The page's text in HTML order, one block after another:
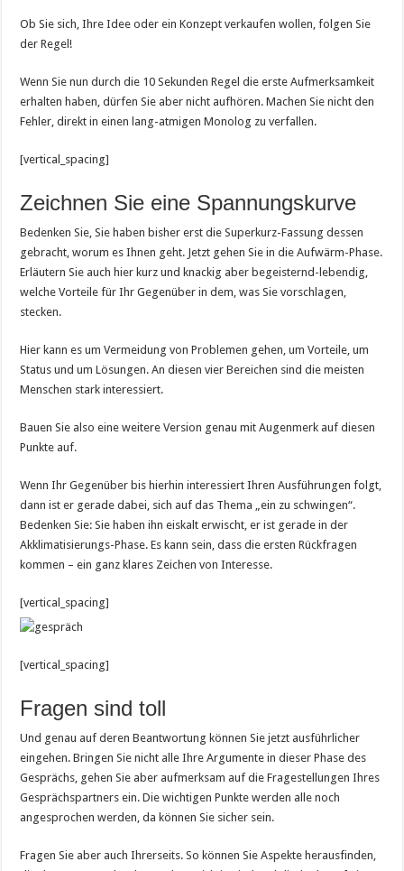
Ob Sie sich, Ihre Idee oder ein Konzept verkaufen wollen, folgen Sie
der Regel!
Wenn Sie nun durch die 10 Sekunden Regel die erste Aufmerksamkeit
erhalten haben, dürfen Sie aber nicht aufhören. Machen Sie nicht den
Fehler, direkt in einen lang-atmigen Monolog zu verfallen.
[vertical_spacing]
Zeichnen Sie eine Spannungskurve
Bedenken Sie, Sie haben bisher erst die Superkurz-Fassung dessen
gebracht, worum es Ihnen geht. Jetzt gehen Sie in die Aufwärm-Phase.
Erläutern Sie auch hier kurz und knackig aber begeisternd-lebendig,
welche Vorteile für Ihr Gegenüber in dem, was Sie vorschlagen,
stecken.
Hier kann es um Vermeidung von Problemen gehen, um Vorteile, um
Status und um Lösungen. An diesen vier Bereichen sind die meisten
Menschen stark interessiert.
Bauen Sie also eine weitere Version genau mit Augenmerk auf diesen
Punkte auf.
Wenn Ihr Gegenüber bis hierhin interessiert Ihren Ausführungen folgt,
dann ist er gerade dabei, sich auf das Thema „ein zu schwingen“.
Bedenken Sie: Sie haben ihn eiskalt erwischt, er ist gerade in der
Akklimatisierungs-Phase. Es kann sein, dass die ersten Rückfragen
kommen – ein ganz klares Zeichen von Interesse.
[vertical_spacing]
[vertical_spacing]
Fragen sind toll
Und genau auf deren Beantwortung können Sie jetzt ausführlicher
eingehen. Bringen Sie nicht alle Ihre Argumente in dieser Phase des
Gesprächs, gehen Sie aber aufmerksam auf die Fragestellungen Ihres
Gesprächspartners ein. Die wichtigen Punkte werden alle noch
angesprochen werden, da können Sie sicher sein.
Fragen Sie aber auch Ihrerseits. So können Sie Aspekte herausfinden,